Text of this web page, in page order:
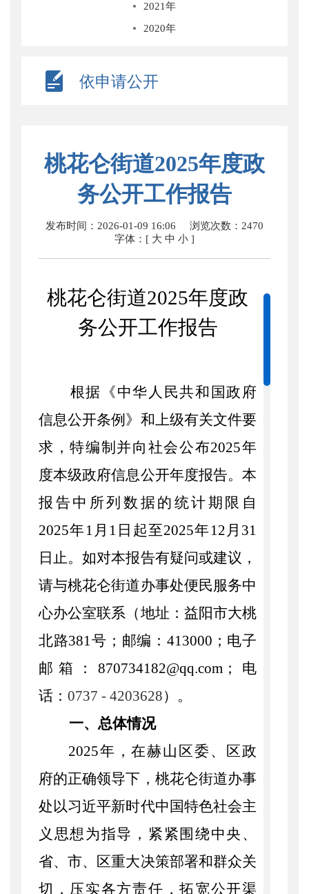
2021年
2020年
依申请公开
桃花仑街道2025年度政
务公开工作报告
发布时间：2026-01-09 16:06 浏览次数： 2470
字体：[ 大 中 小 ]
桃花仑街道2025年度政
务公开工作报告
根据《中华人民共和国政府
信息公开条例》和上级有关文件要
求，特编制并向社会公布2025年
度本级政府信息公开年度报告。本
报告中所列数据的统计期限自
2025年 1月1日起至2025年 12 月 31
日止。如对本报告有疑问或建议，
请与桃花仑街道办事处便民服务中
心办公室联系（地址：益阳市大桃
北路381号；邮编：413000；电子
邮箱：870734182@qq.com；电
话： 0737 - 4203628）。
一、总体情况
2025年，在赫山区委、区政
府的正确领导下，桃花仑街道办事
处以习近平新时代中国特色社会主
义思想为指导 ，紧紧围绕中央、
省、市、区重大决策部署和群众关
切，压实各方责任，拓宽公开渠